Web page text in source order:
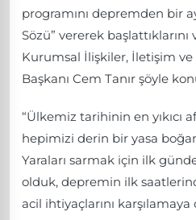
programını depremden bir
Sözü” vererek
Kurumsal İlişkiler, İletişim
Başkanı Cem Tanır şöyle
“Ülkemiz tarihinin en yıkıcı
hepimizi derin bir yasa
Yaraları sarmak için ilk
olduk, depremin ilk
acil ihtiyaçlarını